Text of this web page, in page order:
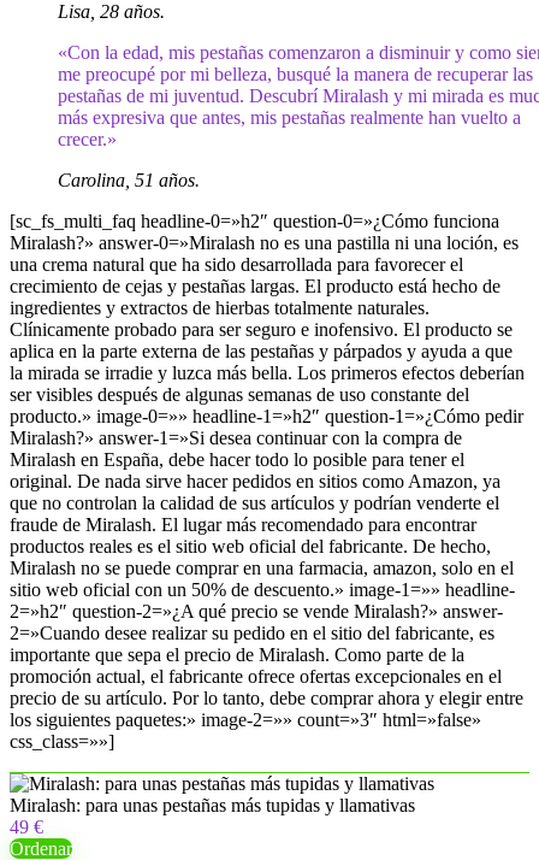
Lisa, 28 años.
«Con la edad, mis pestañas comenzaron a disminuir y como
me preocupé por mi belleza, busqué la manera de recuperar las
pestañas de mi juventud. Descubrí Miralash y mi mirada es
más expresiva que antes, mis pestañas realmente han vuelto a
crecer.»
Carolina, 51 años.
[sc_fs_multi_faq headline-0=»h2″ question-0=»¿Cómo funciona
Miralash?» answer-0=»Miralash no es una pastilla ni una loción, es
una crema natural que ha sido desarrollada para favorecer el
crecimiento de cejas y pestañas largas. El producto está hecho de
ingredientes y extractos de hierbas totalmente naturales.
Clínicamente probado para ser seguro e inofensivo. El producto se
aplica en la parte externa de las pestañas y párpados y ayuda a que
la mirada se irradie y luzca más bella. Los primeros efectos deberían
ser visibles después de algunas semanas de uso constante del
producto.» image-0=»» headline-1=»h2″ question-1=»¿Cómo pedir
Miralash?» answer-1=»Si desea continuar con la compra de
Miralash en España, debe hacer todo lo posible para tener el
original. De nada sirve hacer pedidos en sitios como Amazon, ya
que no controlan la calidad de sus artículos y podrían venderte el
fraude de Miralash. El lugar más recomendado para encontrar
productos reales es el sitio web oficial del fabricante. De hecho,
Miralash no se puede comprar en una farmacia, amazon, solo en el
sitio web oficial con un 50% de descuento.» image-1=»» headline-
2=»h2″ question-2=»¿A qué precio se vende Miralash?» answer-
2=»Cuando desee realizar su pedido en el sitio del fabricante, es
importante que sepa el precio de Miralash. Como parte de la
promoción actual, el fabricante ofrece ofertas excepcionales en el
precio de su artículo. Por lo tanto, debe comprar ahora y elegir entre
los siguientes paquetes:» image-2=»» count=»3″ html=»false»
css_class=»»]
Miralash: para unas pestañas más tupidas y llamativas
49 €
Ordenar